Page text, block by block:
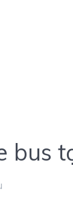
bus